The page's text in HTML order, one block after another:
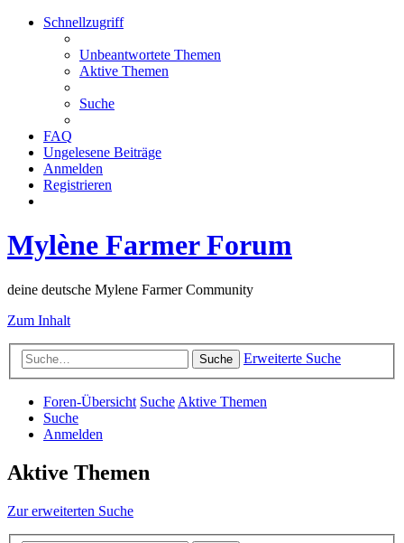
Schnellzugriff
Unbeantwortete Themen
Aktive Themen
Suche
FAQ
Ungelesene Beiträge
Anmelden
Registrieren
Mylène Farmer Forum
deine deutsche Mylene Farmer Community
Zum Inhalt
Suche Erweiterte Suche
Foren-Übersicht SucheAktive Themen
Suche
Anmelden
Aktive Themen
Zur erweiterten Suche